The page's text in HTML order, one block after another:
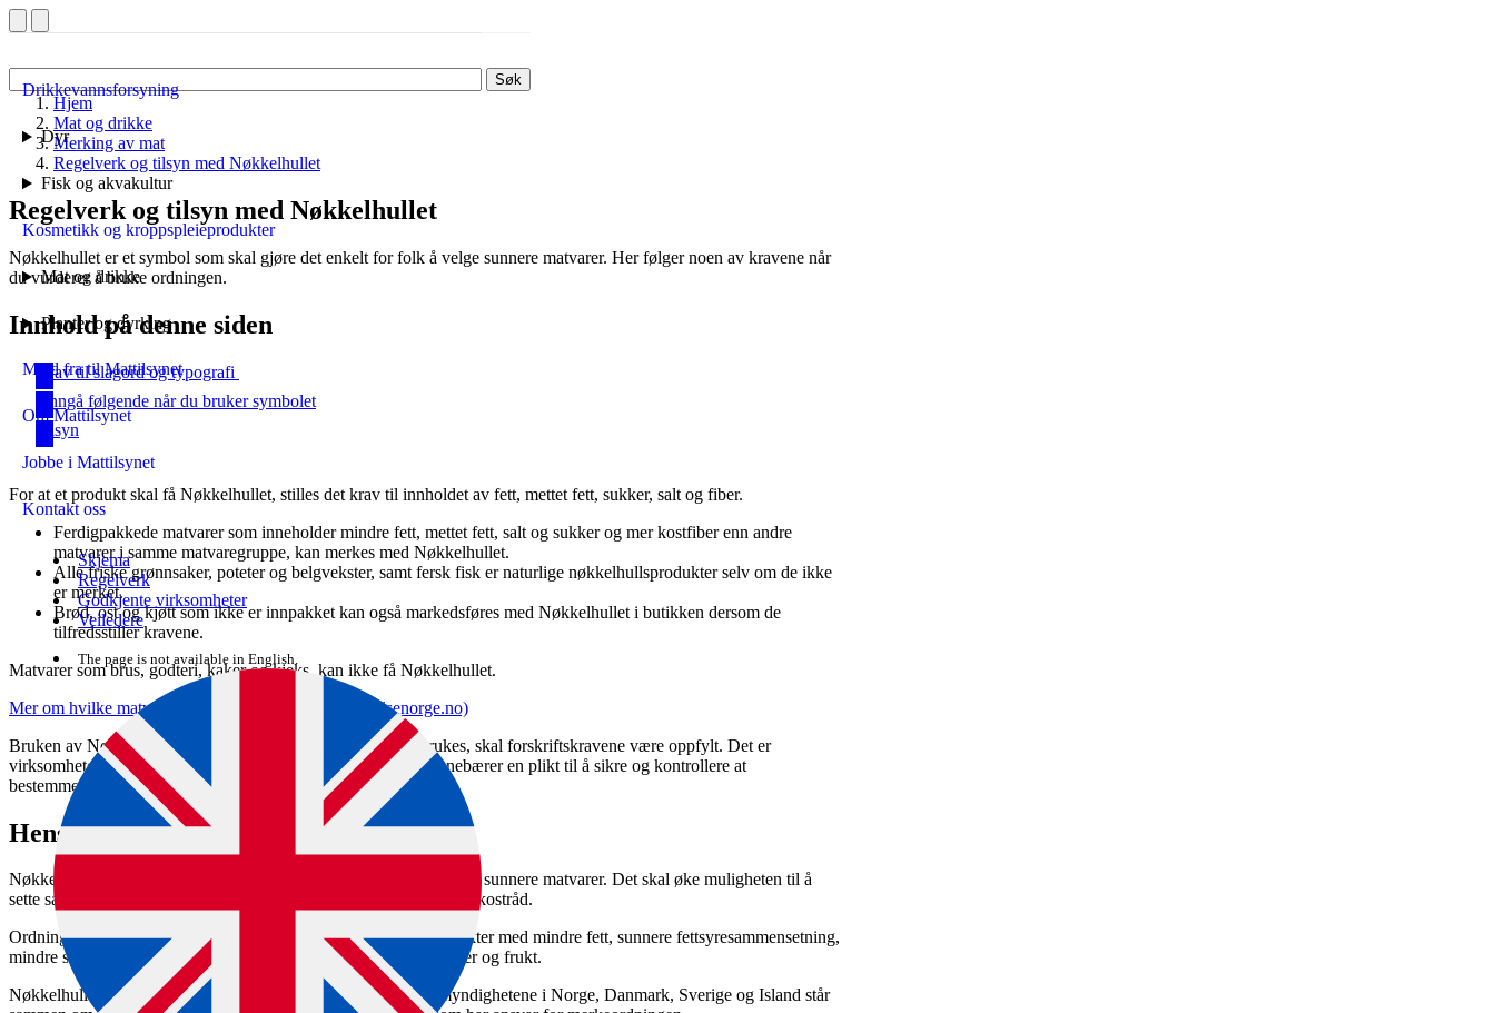
Søk
Drikkevannsforsyning
Dyr
Fisk og akvakultur
Kosmetikk og kroppspleieprodukter
Mat og drikke
Planter og dyrking
Meld fra til Mattilsynet
Om Mattilsynet
Jobbe i Mattilsynet
Kontakt oss
Skjema
Regelverk
Godkjente virksomheter
Veiledere
The page is not available in English.
Hjem
Mat og drikke
Merking av mat
Regelverk og tilsyn med Nøkkelhullet
Regelverk og tilsyn med Nøkkelhullet
Nøkkelhullet er et symbol som skal gjøre det enkelt for folk å velge sunnere matvarer. Her følger noen av kravene når
du vurderer å bruke ordningen.
Innhold på denne siden
Krav til slagord og typografi
Unngå følgende når du bruker symbolet
Tilsyn
For at et produkt skal få Nøkkelhullet, stilles det krav til innholdet av fett, mettet fett, sukker, salt og fiber.
Ferdigpakkede matvarer som inneholder mindre fett, mettet fett, salt og sukker og mer kostfiber enn andre
matvarer i samme matvaregruppe, kan merkes med Nøkkelhullet.
Alle friske grønnsaker, poteter og belgvekster, samt fersk fisk er naturlige nøkkelhullsprodukter selv om de ikke
er merket.
Brød, ost og kjøtt som ikke er innpakket kan også markedsføres med Nøkkelhullet i butikken dersom de
tilfredsstiller kravene.
Matvarer som brus, godteri, kaker og kjeks, kan ikke få Nøkkelhullet.
Mer om hvilke matvarer som kan få Nøkkelhullet (helsenorge.no)
Bruken av Nøkkelhullet er frivillig. Men når Nøkkelhullet brukes, skal forskriftskravene være oppfylt. Det er
virksomheten som skal sørge for at regelverket følges. Dette innebærer en plikt til å sikre og kontrollere at
bestemmelsene i ordningen er oppfylt.
Hensikten med ordningen
Nøkkelhullet er et symbol som skal gjøre det enkelt for folk å velge sunnere matvarer. Det skal øke muligheten til å
sette sammen et sunt og variert kosthold i tråd med myndighetenes kostråd.
Ordningen skal stimulere matvarebransjen til å utvikle flere produkter med mindre fett, sunnere fettsyresammensetning,
mindre salt og sukker samt med mer kostfiber, fullkorn, grønnsaker og frukt.
Nøkkelhullet er en forskriftsfestet frivillig merkeordning som myndighetene i Norge, Danmark, Sverige og Island står